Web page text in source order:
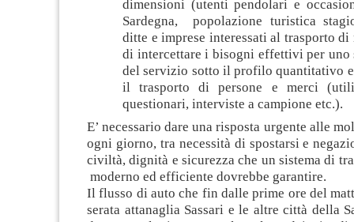
dimensioni (utenti pendolari e
Sardegna, popolazione turistica
ditte e imprese interessati al trasporto
di intercettare i bisogni effettivi per
del servizio sotto il profilo quantitativo
il trasporto di persone e merci
questionari, interviste a campione etc.).
E’ necessario dare una risposta urgente alle
ogni giorno, tra necessità di spostarsi e
civiltà, dignità e sicurezza che un sistema di
moderno ed efficiente dovrebbe garantire.
Il flusso di auto che fin dalle prime ore del
serata attanaglia Sassari e le altre città della